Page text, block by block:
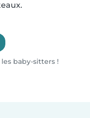
baby-sitters !